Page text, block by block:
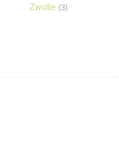
Zwolle (3)